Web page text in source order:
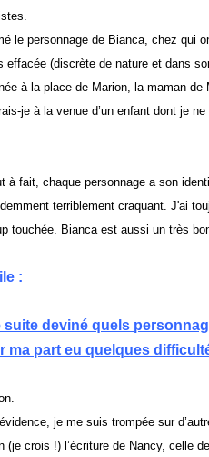
le personnage de Bianca, chez qui
effacée (discrète de nature et dans
à la place de Marion, la maman
je à la venue d’un enfant dont je
à fait, chaque personnage a son
terriblement craquant. J'ai
touchée. Bianca est aussi un très
:
suite deviné quels
ma part eu quelques
je me suis trompée sur
(je crois !) l’écriture de Nancy, celle